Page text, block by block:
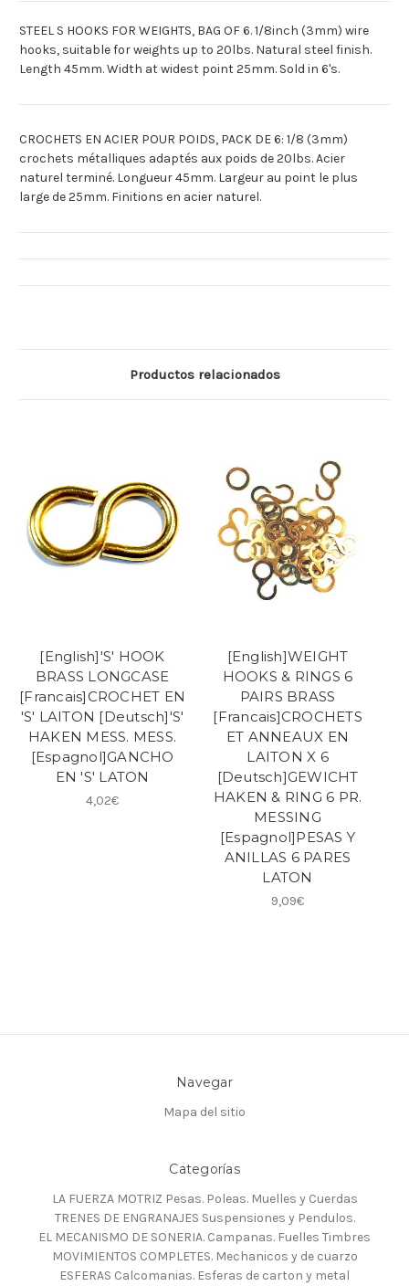
X
6
ACERO
X
6
STEEL S HOOKS FOR WEIGHTS, BAG OF 6. 1/8inch (3mm) wire
hooks, suitable for weights up to 20lbs. Natural steel finish.
Length 45mm. Width at widest point 25mm. Sold in 6's.
CROCHETS EN ACIER POUR POIDS, PACK DE 6: 1/8 (3mm)
crochets métalliques adaptés aux poids de 20lbs. Acier
naturel terminé. Longueur 45mm. Largeur au point le plus
large de 25mm. Finitions en acier naturel.
Productos relacionados
[English]'S' HOOK
BRASS LONGCASE
[Francais]CROCHET EN
'S' LAITON [Deutsch]'S'
HAKEN MESS. MESS.
[Espagnol]GANCHO
EN 'S' LATON
4,02€
[English]WEIGHT
HOOKS & RINGS 6
PAIRS BRASS
[Francais]CROCHETS
ET ANNEAUX EN
LAITON X 6
[Deutsch]GEWICHT
HAKEN & RING 6 PR.
MESSING
[Espagnol]PESAS Y
ANILLAS 6 PARES
LATON
9,09€
Navegar
Mapa del sitio
Categorías
LA FUERZA MOTRIZ Pesas. Poleas. Muelles y Cuerdas
TRENES DE ENGRANAJES Suspensiones y Pendulos.
EL MECANISMO DE SONERIA. Campanas. Fuelles Timbres
MOVIMIENTOS COMPLETES. Mechanicos y de cuarzo
ESFERAS Calcomanias. Esferas de carton y metal